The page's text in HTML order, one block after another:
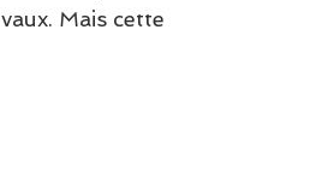
Mais cette